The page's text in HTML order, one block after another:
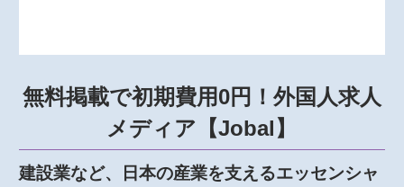
無料掲載で初期費用0円！外国人求人
メディア【Jobal】
建設業など、日本の産業を支えるエッセンシャ